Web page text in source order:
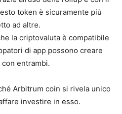
token è sicuramente più
ad altre.
la criptovaluta è compatibile
di app possono creare
entrambi.
Arbitrum coin si rivela unico
investire in esso.